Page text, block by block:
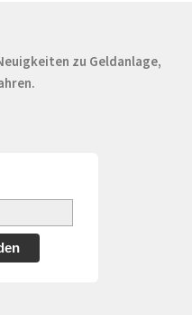
zu Geldanlage,